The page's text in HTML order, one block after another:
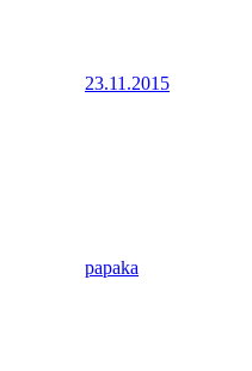
23.11.2015
papaka